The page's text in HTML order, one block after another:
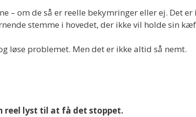
– om de så er reelle bekymringer eller ej. Det er
stemme i hovedet, der ikke vil holde sin
løse problemet. Men det er ikke altid så nemt.
reel lyst til at få det stoppet.